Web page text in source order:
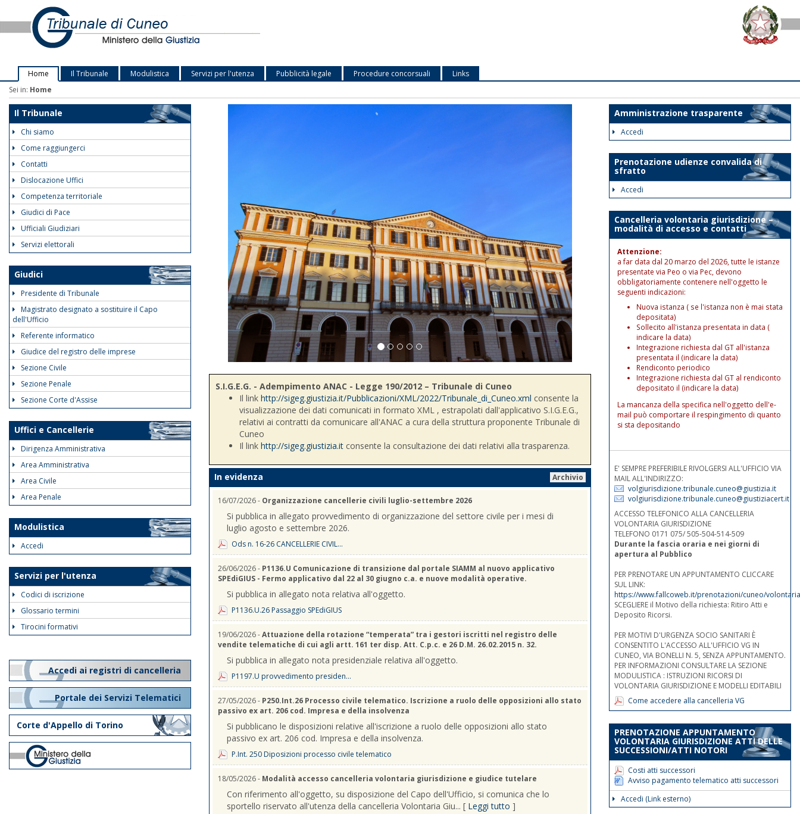
Home Il Tribunale Modulistica Servizi per l'utenza Pubblicità legale Procedure concorsuali
Links
Sei in: Home
Il Tribunale
Chi siamo
Come raggiungerci
Contatti
Dislocazione Uffici
Competenza territoriale
Giudici di Pace
Ufficiali Giudiziari
Servizi elettorali
Giudici
Presidente di Tribunale
Magistrato designato a sostituire il Capo
dell'Ufficio
Referente informatico
Giudice del registro delle imprese
Sezione Civile
Sezione Penale
Sezione Corte d'Assise
Uffici e Cancellerie
Dirigenza Amministrativa
Area Amministrativa
Area Civile
Area Penale
Modulistica
Accedi
Servizi per l'utenza
Codici di iscrizione
Glossario termini
Tirocini formativi
Accedi ai registri di cancelleria
Portale dei Servizi Telematici
Corte d'Appello di Torino
S.I.G.E.G. - Adempimento ANAC - Legge 190/2012 – Tribunale di Cuneo
Il link http://sigeg.giustizia.it/Pubblicazioni/XML/2022/Tribunale_di_Cuneo.xml consente la
visualizzazione dei dati comunicati in formato XML , estrapolati dall'applicativo S.I.G.E.G.,
relativi ai contratti da comunicare all'ANAC a cura della struttura proponente Tribunale di
Cuneo
Il link http://sigeg.giustizia.it consente la consultazione dei dati relativi alla trasparenza.
In evidenza Archivio
16/07/2026 - Organizzazione cancellerie civili luglio-settembre 2026
Si pubblica in allegato provvedimento di organizzazione del settore civile per i mesi di
luglio agosto e settembre 2026.
Ods n. 16-26 CANCELLERIE CIVIL...
26/06/2026 - P1136.U Comunicazione di transizione dal portale SIAMM al nuovo applicativo
SPEdiGIUS - Fermo applicativo dal 22 al 30 giugno c.a. e nuove modalità operative.
Si pubblica in allegato nota relativa all'oggetto.
P1136.U.26 Passaggio SPEdiGIUS
19/06/2026 -Attuazione della rotazione “temperata” tra i gestori iscritti nel registro delle
vendite telematiche di cui agli artt. 161 ter disp. Att. C.p.c. e 26 D.M. 26.02.2015 n. 32.
Si pubblica in allegato nota presidenziale relativa all'oggetto.
P1197.U provvedimento presiden...
27/05/2026 - P250.Int.26 Processo civile telematico. Iscrizione a ruolo delle opposizioni allo stato
passivo ex art. 206 cod. Impresa e della insolvenza
Si pubblicano le disposizioni relative all'iscrizione a ruolo delle opposizioni allo stato
passivo ex art. 206 cod. Impresa e della insolvenza.
P.Int. 250 Diposizioni processo civile telematico
18/05/2026 - Modalità accesso cancelleria volontaria giurisdizione e giudice tutelare
Con riferimento all'oggetto, su disposizione del Capo dell'Ufficio, si comunica che lo
sportello riservato all'utenza della cancelleria Volontaria Giu... [ Leggi tutto ]
Amministrazione trasparente
Accedi
Prenotazione udienze convalida di
sfratto
Accedi
Cancelleria volontaria giurisdizione –
modalità di accesso e contatti
Attenzione:
a far data dal 20 marzo del 2026, tutte le istanze
presentate via Peo o via Pec, devono
obbligatoriamente contenere nell'oggetto le
seguenti indicazioni:
Nuova istanza ( se l'istanza non è mai stata
depositata)
Sollecito all'istanza presentata in data (
indicare la data)
Integrazione richiesta dal GT all'istanza
presentata il (indicare la data)
Rendiconto periodico
Integrazione richiesta dal GT al rendiconto
depositato il (indicare la data)
La mancanza della specifica nell'oggetto dell'e-
mail può comportare il respingimento di quanto
si sta depositando
E' SEMPRE PREFERIBILE RIVOLGERSI ALL'UFFICIO VIA
MAIL ALL'INDIRIZZO:
volgiurisdizione.tribunale.cuneo@giustizia.it
volgiurisdizione.tribunale.cuneo@giustiziacert.it
ACCESSO TELEFONICO ALLA CANCELLERIA
VOLONTARIA GIURISDIZIONE
TELEFONO 0171 075/ 505-504-514-509
Durante la fascia oraria e nei giorni di
apertura al Pubblico
PER PRENOTARE UN APPUNTAMENTO CLICCARE
SUL LINK:
https://www.fallcoweb.it/prenotazioni/cuneo/
SCEGLIERE il Motivo della richiesta: Ritiro Atti e
Deposito Ricorsi.
PER MOTIVI D'URGENZA SOCIO SANITARI È
CONSENTITO L'ACCESSO ALL'UFFICIO VG IN
CUNEO, VIA BONELLI N. 5, SENZA APPUNTAMENTO.
PER INFORMAZIONI CONSULTARE LA SEZIONE
MODULISTICA : ISTRUZIONI RICORSI DI
VOLONTARIA GIURISDIZIONE E MODELLI EDITABILI
Come accedere alla cancelleria VG
PRENOTAZIONE APPUNTAMENTO
VOLONTARIA GIURISDIZIONE ATTI DELLE
SUCCESSIONI/ATTI NOTORI
Costi atti successori
Avviso pagamento telematico atti successori
Accedi (Link esterno)